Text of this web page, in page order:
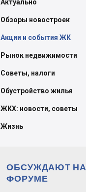
Актуально
Обзоры новостроек
Акции и события ЖК
Рынок недвижимости
Советы, налоги
Обустройство жилья
ЖКХ: новости, советы
Жизнь
ОБСУЖДАЮТ НА
ФОРУМЕ